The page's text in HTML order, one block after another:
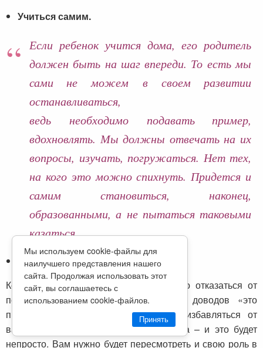
Учиться самим.
Если ребенок учится дома, его родитель
должен быть на шаг впереди. То есть мы
сами не можем в своем развитии
останавливаться,
ведь необходимо подавать пример,
вдохновлять. Мы должны отвечать на их
вопросы, изучать, погружаться. Нет тех,
на кого это можно спихнуть. Придется и
самим становиться, наконец,
образованными, а не пытаться таковыми
казаться.
Сменить свои приоритеты.
Когда вы сами учите детей, вам нужно отказаться от
перфекционизма, гонки за оценками, доводов «это
просто надо и все». Вам придется избавляться от
вашего собственного школьного багажа – и это будет
непросто. Вам нужно будет пересмотреть и свою роль в
Мы используем cookie-файлы для
наилучшего представления нашего
сайта. Продолжая использовать этот
сайт, вы соглашаетесь с
использованием cookie-файлов.
Принять